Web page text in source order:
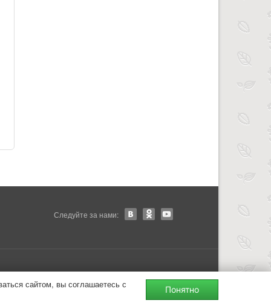
Следуйте за нами:
сайтом, вы соглашаетесь с Понятно